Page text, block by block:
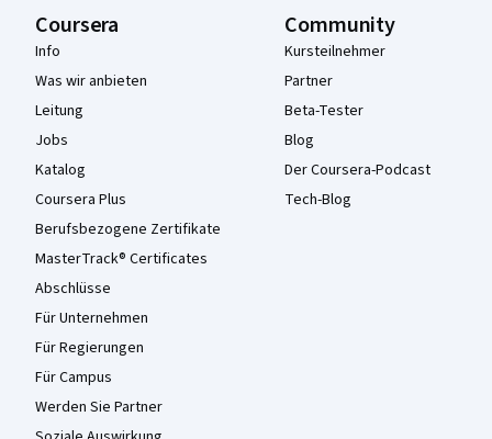
Coursera
Info
Was wir anbieten
Leitung
Jobs
Katalog
Coursera Plus
Berufsbezogene Zertifikate
MasterTrack® Certificates
Abschlüsse
Für Unternehmen
Für Regierungen
Für Campus
Werden Sie Partner
Community
Kursteilnehmer
Partner
Beta-Tester
Blog
Der Coursera-Podcast
Tech-Blog